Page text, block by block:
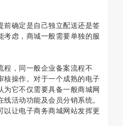
前确定是自己独立配送还是签
考虑，商城一般需要单独的服
程，同一般企业备案流程不
核操作。对于一个成熟的电子
为它不仅需要具备一般商城网
活动功能及会员分销系统。
以让电子商务商城网站发挥更